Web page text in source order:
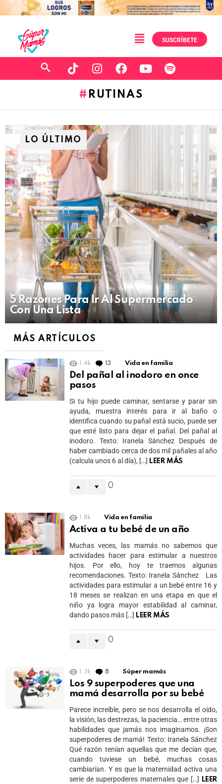
SUSCRÍBETE
RUTINAS
LO ÚLTIMO
5 Razones Para Ir Al Supermercado
Con Una Lista
MÁS ARTÍCULOS
1.4k 13 Comments
Vida en familia
Del pañal al inodoro en once
pasos
Si tu hijo puede caminar, sentarse y parar sin
ayuda, muestra interés para ir al baño o
identifica cuando su pañal está sucio, puede ser
que esté listo para dejar el pañal. Del pañal al
inodoro. Texto: Iranela Sánchez Después de
haber cambiado cerca de dos mil pañales al año
(calcula unos 6 al día), […] LEER MÁS
0
1.8k Vida en familia
Activa a tu bebé de un año
Muchas veces, las mamás no sabemos que
actividades hacer para estimular a nuestros
hijos. Por ello, hoy te traemos algunas
recomendaciones. Texto: Iranela Sánchez Las
actividades para estimular a un bebé entre 16 y
18 meses se realizan en una etapa en que el
niño ya logra mayor estabilidad al caminar,
dando pasos más […] LEER MÁS
0
1.3k 8 Comments
Súper mamás
Los 9 superpoderes que una
mamá desarrolla por su bebé
Parece increíble, pero se nos desarrolla el oído,
la visión, las destrezas, la paciencia… entre otras
habilidades que jamás nos imaginamos. ¡Son
superpoderes de mamá! Texto: Iranela Sánchez
Qué razón tenían aquellas que me decían que,
cuando tuviese un bebé, muchas cosas
cambiarían. Y es que la maternidad activa una
serie de superpoderes maternales que […]
LEER